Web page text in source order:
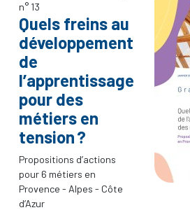
n° 13
Quels freins au
développement
de
l’apprentissage
pour des
métiers en
tension?
Propositions d’actions
pour 6 métiers en
Provence - Alpes - Côte
d’Azur